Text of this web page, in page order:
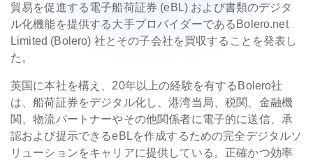
貿易を促進する電子船荷証券 (eBL) および書類のデジタ
ル化機能を提供する大手プロバイダーであるBolero.net
Limited (Bolero) 社とその子会社を買収することを発表し
た。
英国に本社を構え、20年以上の経験を有するBolero社
は、船荷証券をデジタル化し、港湾当局、税関、金融機
関、物流パートナーやその他関係者に電子的に送信、承
認および提示できるeBLを作成するための完全デジタルソ
リューションをキャリアに提供している。正確かつ効率